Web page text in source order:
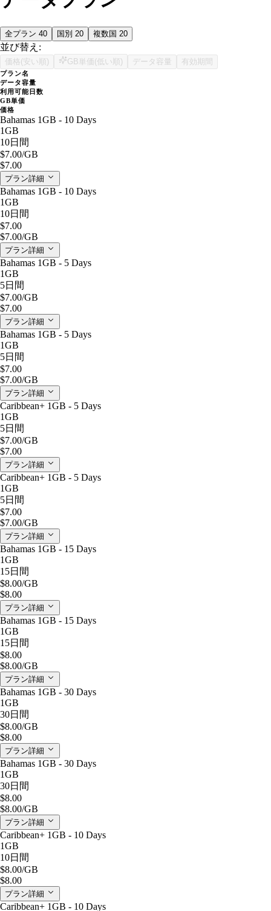
全プラン 40 国別 20 複数国 20
並び替え:
価格(安い順) GB単価(低い順) データ容量 有効期間
プラン名
データ容量
利用可能日数
GB単価
価格
Bahamas 1GB - 10 Days
1GB
10日間
$7.00/GB
$7.00
プラン詳細
Bahamas 1GB - 10 Days
1GB
10日間
$7.00
$7.00/GB
プラン詳細
Bahamas 1GB - 5 Days
1GB
5日間
$7.00/GB
$7.00
プラン詳細
Bahamas 1GB - 5 Days
1GB
5日間
$7.00
$7.00/GB
プラン詳細
Caribbean+ 1GB - 5 Days
1GB
5日間
$7.00/GB
$7.00
プラン詳細
Caribbean+ 1GB - 5 Days
1GB
5日間
$7.00
$7.00/GB
プラン詳細
Bahamas 1GB - 15 Days
1GB
15日間
$8.00/GB
$8.00
プラン詳細
Bahamas 1GB - 15 Days
1GB
15日間
$8.00
$8.00/GB
プラン詳細
Bahamas 1GB - 30 Days
1GB
30日間
$8.00/GB
$8.00
プラン詳細
Bahamas 1GB - 30 Days
1GB
30日間
$8.00
$8.00/GB
プラン詳細
Caribbean+ 1GB - 10 Days
1GB
10日間
$8.00/GB
$8.00
プラン詳細
Caribbean+ 1GB - 10 Days